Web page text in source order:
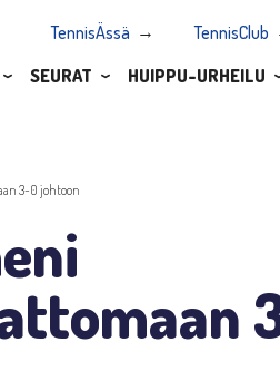
TennisÄssä TennisClub
SEURAT HUIPPU-URHEILU
3-0 johtoon